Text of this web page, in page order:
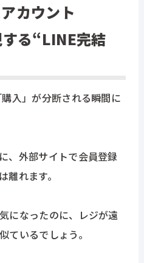
6766
9:00～18:00
カウント
る“LINE完結
入」が分断される瞬間に
、外部サイトで会員登録
離れます。
になったのに、レジが遠
ているでしょう。